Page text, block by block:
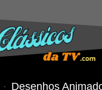
Desenhos